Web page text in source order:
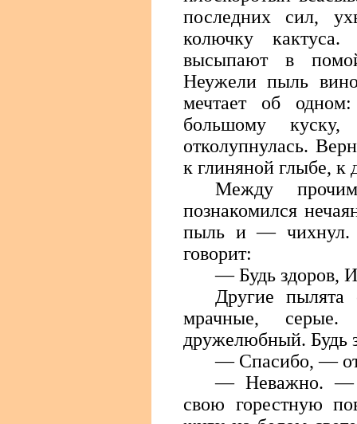
последних сил,
колючку
высыпают в
Неужели пыль
мечтает об
большому куску,
отколупнулась.
к глиняной глыбе, к
Между
познакомился
пыль и — чихнул.
говорит:
— Будь здоров,
Другие пылята
мрачные,
дружелюбный. Будь
— Спасибо, —
— Неважно. —
свою горестную